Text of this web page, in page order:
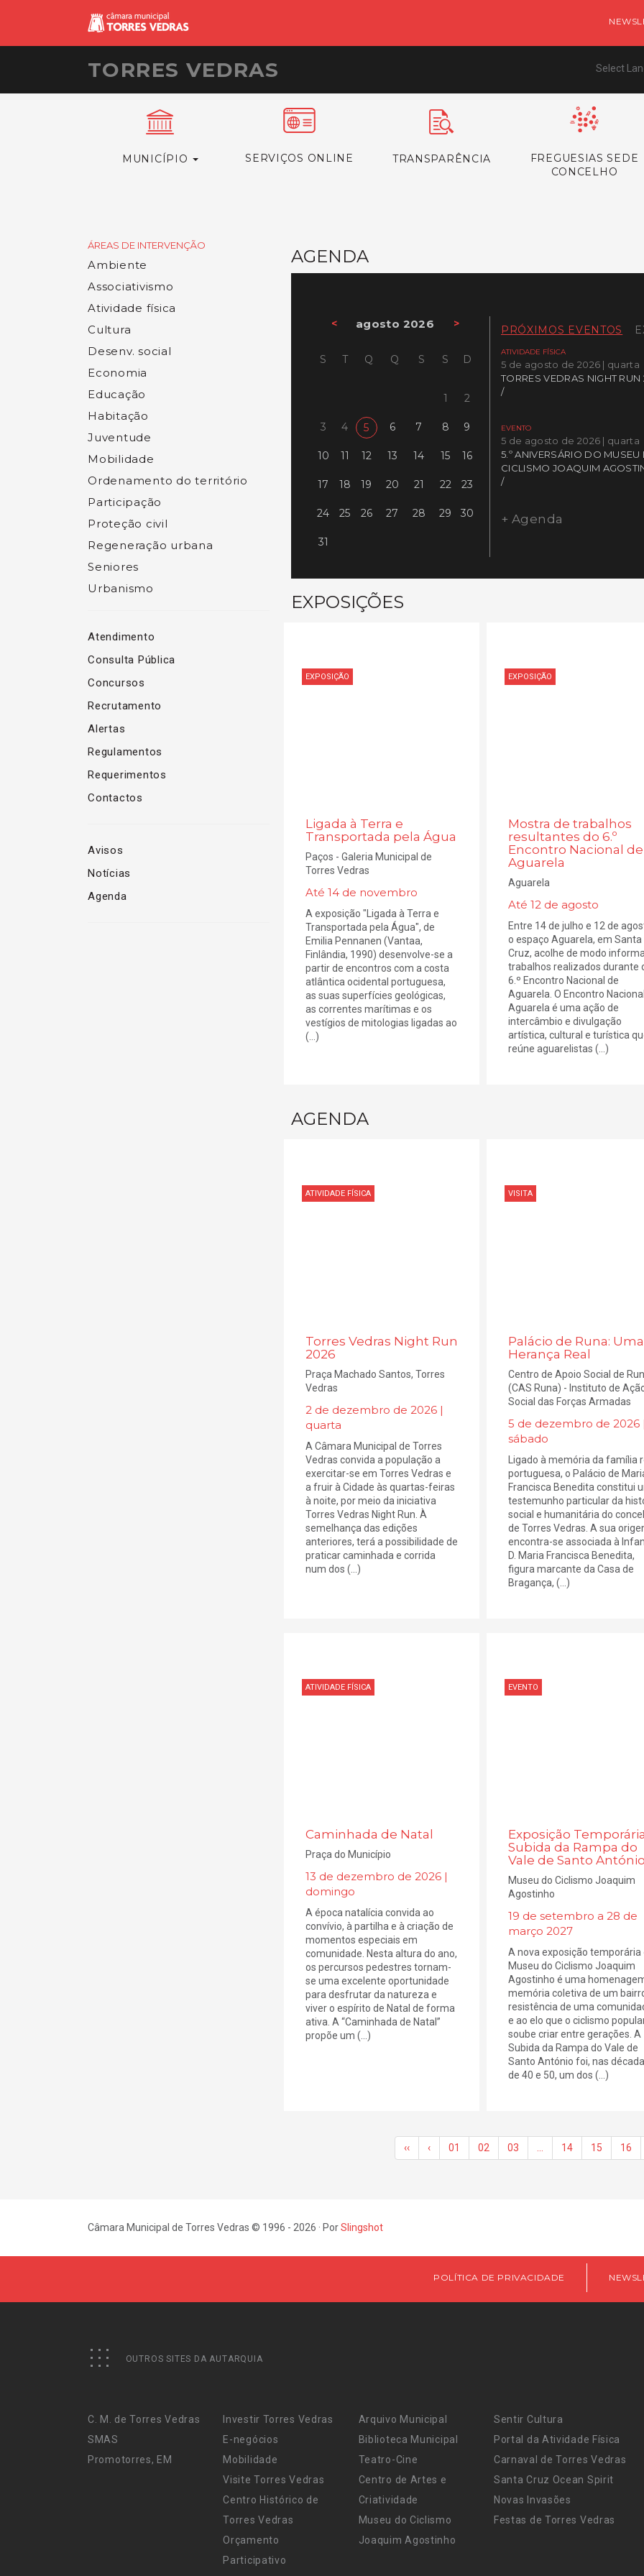
TORRES VEDRAS Select
MUNICÍPIO SERVIÇOS ONLINE TRANSPARÊNCIA
FREGUESIAS SEDE
CONCELHO
ÁREAS DE INTERVENÇÃO
Ambiente
Associativismo
Atividade física
Cultura
Desenv. social
Economia
Educação
Habitação
Juventude
Mobilidade
Ordenamento do território
Participação
Proteção civil
Regeneração urbana
Seniores
Urbanismo
Atendimento
Consulta Pública
Concursos
Recrutamento
Alertas
Regulamentos
Requerimentos
Contactos
Avisos
Notícias
Agenda
AGENDA
< agosto 2026 >
S T Q Q S S D
1 2
3 4 5 6 7 8 9
10 11 12 13 14 15 16
17 18 19 20 21 22 23
24 25 26 27 28 29 30
31
PRÓXIMOS EVENTOS
ATIVIDADE FÍSICA
5 de agosto de 2026 | quarta
TORRES VEDRAS NIGHT
/
EVENTO
5 de agosto de 2026 | quarta
5.º ANIVERSÁRIO DO MUSEU
CICLISMO JOAQUIM
/
+ Agenda
EXPOSIÇÕES
EXPOSIÇÃO
Ligada à Terra e
Transportada pela Água
Paços - Galeria Municipal de
Torres Vedras
Até 14 de novembro
A exposição "Ligada à Terra e
Transportada pela Água", de
Emilia Pennanen (Vantaa,
Finlândia, 1990) desenvolve-se a
partir de encontros com a costa
atlântica ocidental portuguesa,
as suas superfícies geológicas,
as correntes marítimas e os
vestígios de mitologias ligadas ao
(...)
EXPOSIÇÃO
Mostra de trabalhos
resultantes do 6.º
Encontro Nacional de
Aguarela
Aguarela
Até 12 de agosto
Entre 14 de julho e 12 de
o espaço Aguarela, em Santa
Cruz, acolhe de modo
trabalhos realizados durante
6.º Encontro Nacional de
Aguarela. O Encontro
Aguarela é uma ação de
intercâmbio e divulgação
artística, cultural e turística
reúne aguarelistas (...)
AGENDA
ATIVIDADE FÍSICA
Torres Vedras Night Run
2026
Praça Machado Santos, Torres
Vedras
2 de dezembro de 2026 |
quarta
A Câmara Municipal de Torres
Vedras convida a população a
exercitar-se em Torres Vedras e
a fruir à Cidade às quartas-feiras
à noite, por meio da iniciativa
Torres Vedras Night Run. À
semelhança das edições
anteriores, terá a possibilidade de
praticar caminhada e corrida
num dos (...)
VISITA
Palácio de Runa: Uma
Herança Real
​Centro de Apoio Social de
(CAS Runa) - Instituto de
Social das Forças Armadas
5 de dezembro de 2026
sábado
Ligado à memória da família
portuguesa, o Palácio de
Francisca Benedita constitui
testemunho particular da
social e humanitária do
de Torres Vedras. A sua
encontra-se associada à
D. Maria Francisca Benedita,
figura marcante da Casa de
Bragança, (...)
ATIVIDADE FÍSICA
Caminhada de Natal
Praça do Município
13 de dezembro de 2026 |
domingo
A época natalícia convida ao
convívio, à partilha e à criação de
momentos especiais em
comunidade. Nesta altura do ano,
os percursos pedestres tornam-
se uma excelente oportunidade
para desfrutar da natureza e
viver o espírito de Natal de forma
ativa. A “Caminhada de Natal”
propõe um (...)
EVENTO
Exposição
Subida da Rampa do
Vale de Santo
Museu do Ciclismo Joaquim
Agostinho
19 de setembro a 28 de
março 2027
A nova exposição temporária
Museu do Ciclismo Joaquim
Agostinho é uma
memória coletiva de um
resistência de uma
e ao elo que o ciclismo
soube criar entre gerações. A
Subida da Rampa do Vale de
Santo António foi, nas
de 40 e 50, um dos (...)
‹‹ ‹ 01 02 03 … 14 15 16
Câmara Municipal de Torres Vedras © 1996 - 2026 · PorSlingshot
POLÍTICA DE PRIVACIDADE
OUTROS SITES DA AUTARQUIA
C. M. de Torres Vedras
SMAS
Promotorres, EM
Investir Torres Vedras
E-negócios
Mobilidade
Visite Torres Vedras
Centro Histórico de
Torres Vedras
Orçamento
Participativo
Arquivo Municipal
Biblioteca Municipal
Teatro-Cine
Centro de Artes e
Criatividade
Museu do Ciclismo
Joaquim Agostinho
Sentir Cultura
Portal da Atividade Física
Carnaval de Torres Vedras
Santa Cruz Ocean Spirit
Novas Invasões
Festas de Torres Vedras